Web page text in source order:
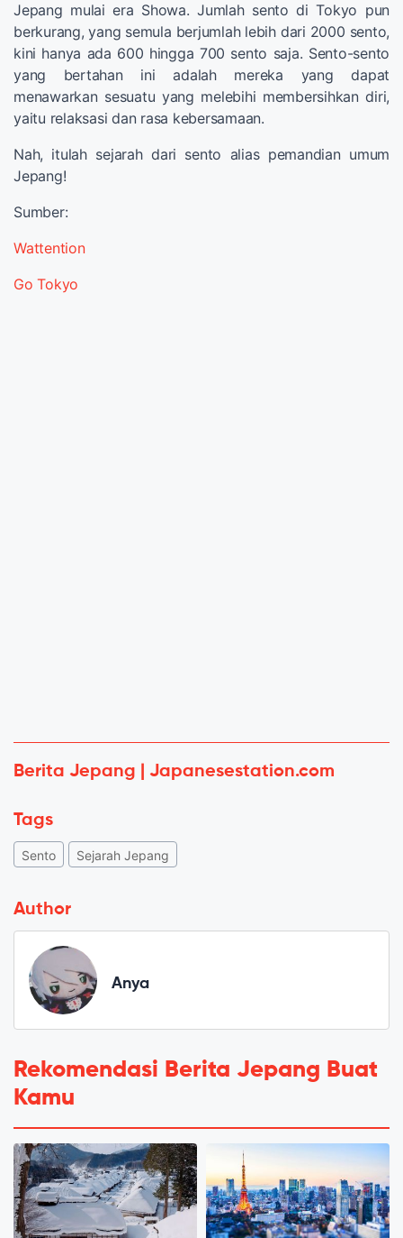
Jepang mulai era Showa. Jumlah sento di Tokyo pun
berkurang, yang semula berjumlah lebih dari 2000 sento,
kini hanya ada 600 hingga 700 sento saja. Sento-sento
yang bertahan ini adalah mereka yang dapat
menawarkan sesuatu yang melebihi membersihkan diri,
yaitu relaksasi dan rasa kebersamaan.
Nah, itulah sejarah dari sento alias pemandian umum
Jepang!
Sumber:
Wattention
Go Tokyo
Berita Jepang | Japanesestation.com
Tags
Sento Sejarah Jepang
Author
Anya
Rekomendasi Berita Jepang Buat
Kamu